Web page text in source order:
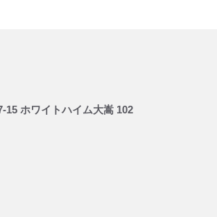
15 ホワイトハイム大嵩 102